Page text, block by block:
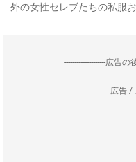
外の女性セレブたちの私服
--------------------広告
広告 /